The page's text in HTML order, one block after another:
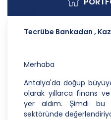
Danışmanlık Hizmetleri
işlenmesi faaliyetleri
yükümlüdür. Bu
Güncel Olmasını
CB Gayrimenkul
Danışmanlık Hizmetleri
Tecrübe Bankadan ,
Merhaba
Antalya'da doğup
olarak yıllarca finans
yer aldım. Şimdi bu
sektöründe